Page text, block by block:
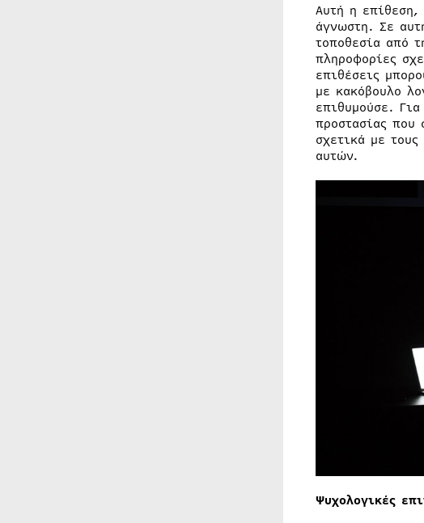
Αυτή η επίθεση,
άγνωστη. Σε
τοποθεσία από
πληροφορίες
επιθέσεις
με κακόβουλο
επιθυμούσε.
προστασίας που
σχετικά με
αυτών.
Ψυχολογικές